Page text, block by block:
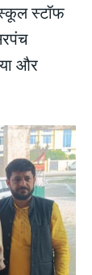
स्कूल स्टॉफ
और